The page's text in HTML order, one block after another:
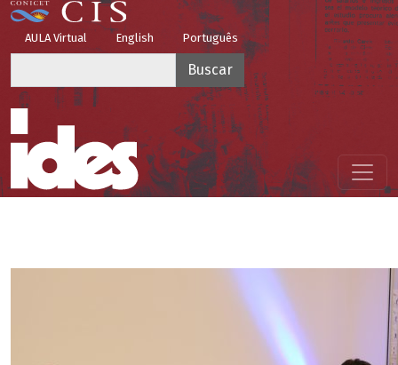
Pasar al contenido principal
Top Menu
AULA Virtual English Português
Menú principal